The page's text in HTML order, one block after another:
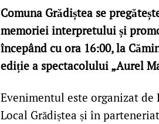
Comuna Grădiștea se
memoriei interpretului și
începând cu ora 16:00, la
ediție a spectacolului „Aurel
Evenimentul este organizat de
Local Grădiștea și în